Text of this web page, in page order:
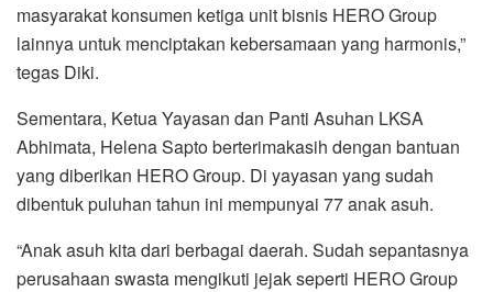
masyarakat konsumen ketiga unit bisnis HERO Group
lainnya untuk menciptakan kebersamaan yang harmonis,”
tegas Diki.
Sementara, Ketua Yayasan dan Panti Asuhan LKSA
Abhimata, Helena Sapto berterimakasih dengan bantuan
yang diberikan HERO Group. Di yayasan yang sudah
dibentuk puluhan tahun ini mempunyai 77 anak asuh.
“Anak asuh kita dari berbagai daerah. Sudah sepantasnya
perusahaan swasta mengikuti jejak seperti HERO Group